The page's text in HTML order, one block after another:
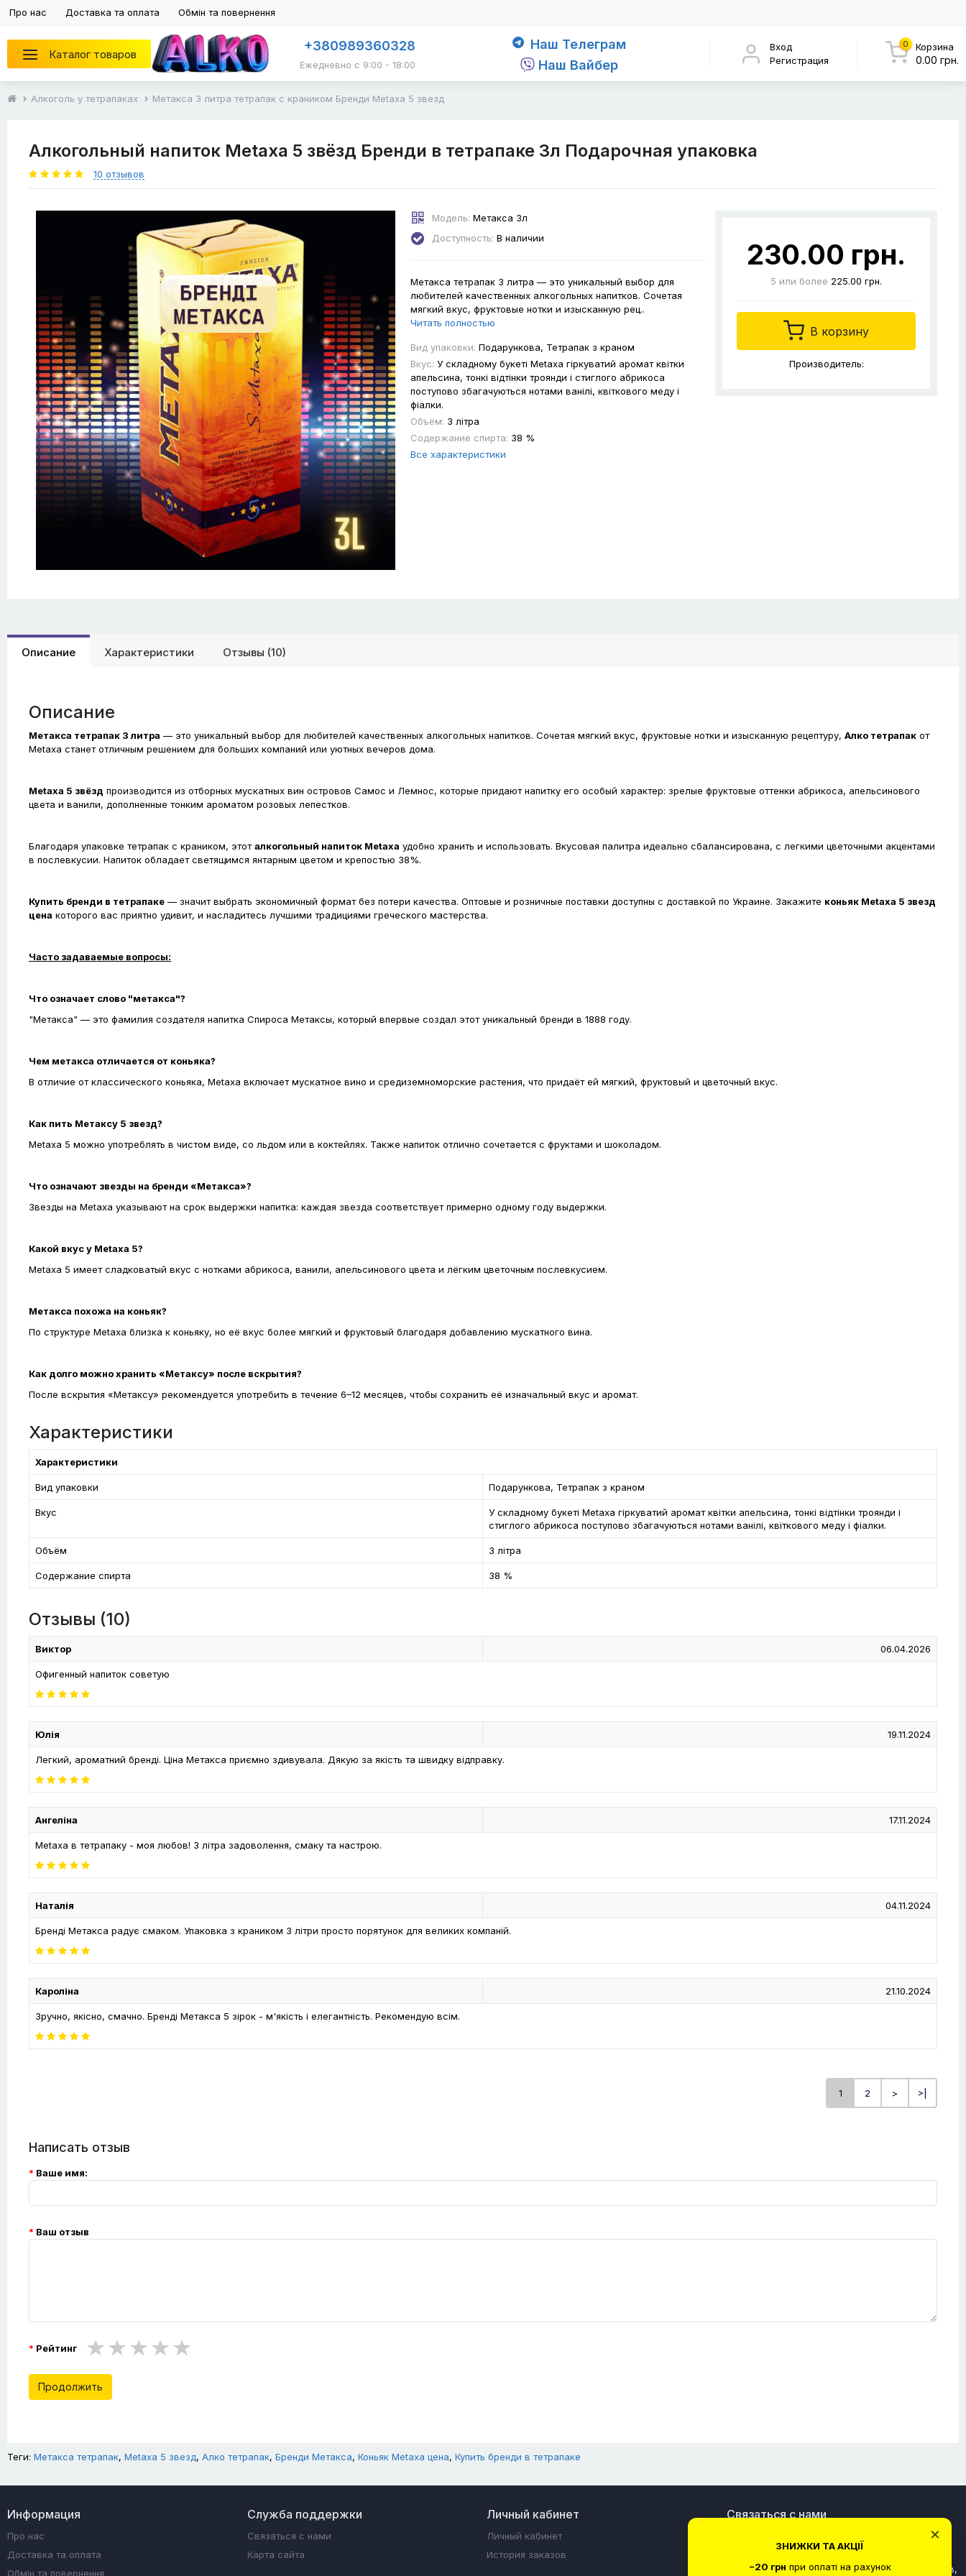
Про нас Доставка та оплата Обмін та повернення
Каталог товаров
+380989360328
Ежедневно с 9:00 - 18:00
Наш Телеграм
Наш Вайбер
Вход
Регистрация
0 Корзина
0.00 грн.
Алкоголь у тетрапаках Метакса 3 литра тетрапак с краником Бренди Metaxa 5 звезд
Алкогольный напиток Metaxa 5 звёзд Бренди в тетрапаке 3л Подарочная упаковка
10 отзывов
Модель: Метакса 3л
Доступность: В наличии
Метакса тетрапак 3 литра — это уникальный выбор для
любителей качественных алкогольных напитков. Сочетая
мягкий вкус, фруктовые нотки и изысканную рец..
Читать полностью
Вид упаковки: Подарункова, Тетрапак з краном
Вкус: У складному букеті Metaxa гіркуватий аромат квітки
апельсина, тонкі відтінки троянди і стиглого абрикоса
поступово збагачуються нотами ванілі, квіткового меду і
фіалки.
Объём: 3 літра
Содержание спирта: 38 %
Все характеристики
230.00 грн.
5 или более 225.00 грн.
В корзину
Производитель:
Описание Характеристики Отзывы (10)
Описание
Метакса тетрапак 3 литра — это уникальный выбор для любителей качественных алкогольных напитков. Сочетая мягкий вкус, фруктовые нотки и изысканную рецептуру, Алко тетрапак от
Metaxa станет отличным решением для больших компаний или уютных вечеров дома.
Metaxa 5 звёзд производится из отборных мускатных вин островов Самос и Лемнос, которые придают напитку его особый характер: зрелые фруктовые оттенки абрикоса, апельсинового
цвета и ванили, дополненные тонким ароматом розовых лепестков.
Благодаря упаковке тетрапак с краником, этоталкогольный напиток Metaxa удобно хранить и использовать. Вкусовая палитра идеально сбалансирована, с легкими цветочными акцентами
в послевкусии. Напиток обладает светящимся янтарным цветом и крепостью 38%.
Купить бренди в тетрапаке — значит выбрать экономичный формат без потери качества. Оптовые и розничные поставки доступны с доставкой по Украине. Закажите коньяк Metaxa 5 звезд
цена которого вас приятно удивит, и насладитесь лучшими традициями греческого мастерства.
Часто задаваемые вопросы:
Что означает слово "метакса"?
"Метакса" — это фамилия создателя напитка Спироса Метаксы, который впервые создал этот уникальный бренди в 1888 году.
Чем метакса отличается от коньяка?
В отличие от классического коньяка, Metaxa включает мускатное вино и средиземноморские растения, что придаёт ей мягкий, фруктовый и цветочный вкус.
Как пить Метаксу 5 звезд?
Metaxa 5 можно употреблять в чистом виде, со льдом или в коктейлях. Также напиток отлично сочетается с фруктами и шоколадом.
Что означают звезды на бренди «Метакса»?
Звезды на Metaxa указывают на срок выдержки напитка: каждая звезда соответствует примерно одному году выдержки.
Какой вкус у Metaxa 5?
Metaxa 5 имеет сладковатый вкус с нотками абрикоса, ванили, апельсинового цвета и лёгким цветочным послевкусием.
Метакса похожа на коньяк?
По структуре Metaxa близка к коньяку, но её вкус более мягкий и фруктовый благодаря добавлению мускатного вина.
Как долго можно хранить «Метаксу» после вскрытия?
После вскрытия «Метаксу» рекомендуется употребить в течение 6–12 месяцев, чтобы сохранить её изначальный вкус и аромат.
Характеристики
Характеристики
Вид упаковки Подарункова, Тетрапак з краном
Вкус
У складному букеті Metaxa гіркуватий аромат квітки апельсина, тонкі відтінки троянди і
стиглого абрикоса поступово збагачуються нотами ванілі, квіткового меду і фіалки.
Объём 3 літра
Содержание спирта 38 %
Отзывы (10)
Виктор 06.04.2026
Офигенный напиток советую
Юлія 19.11.2024
Легкий, ароматний бренді. Ціна Метакса приємно здивувала. Дякую за якість та швидку відправку.
Ангеліна 17.11.2024
Metaxa в тетрапаку - моя любов! 3 літра задоволення, смаку та настрою.
Наталія 04.11.2024
Бренді Метакса радує смаком. Упаковка з краником 3 літри просто порятунок для великих компаній.
Кароліна 21.10.2024
Зручно, якісно, смачно. Бренді Метакса 5 зірок - м'якість і елегантність. Рекомендую всім.
1 2 > >|
Написать отзыв
Ваше имя:
Ваш отзыв
Рейтинг
Продолжить
Теги: Метакса тетрапак, Metaxa 5 звезд, Алко тетрапак, Бренди Метакса, Коньяк Metaxa цена, Купить бренди в тетрапаке
×
ЗНИЖКИ ТА АКЦІЇ
−20 грн при оплаті на рахунок
Информация
Про нас
Доставка та оплата
Обмін та повернення
Служба поддержки
Связаться с нами
Карта сайта
Личный кабинет
Личный кабинет
История заказов
Связаться с нами
+380989360328
вулиця Богдана Хмельницького, 30/10, Київ,